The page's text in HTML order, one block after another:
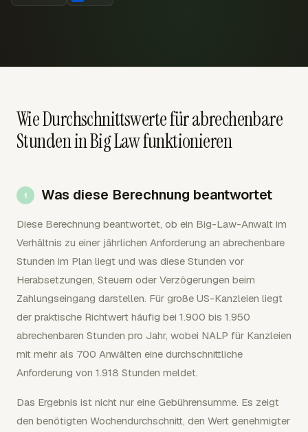
Wie Durchschnittswerte für abrechenbare
Stunden in Big Law funktionieren
Was diese Berechnung beantwortet
Diese Berechnung beantwortet, ob ein Big-Law-Anwalt im
Verhältnis zu einer jährlichen Anforderung an abrechenbare
Stunden im Plan liegt und was diese Stunden vor
Herabsetzungen, Steuern oder Verzögerungen beim
Zahlungseingang darstellen. Für große US-Kanzleien liegt
der praktische Richtwert häufig bei 1.900 bis 1.950
abrechenbaren Stunden pro Jahr, wobei NALP für Kanzleien
mit mehr als 700 Anwälten eine durchschnittliche
Anforderung von 1.918 Stunden meldet.
Das Ergebnis ist nicht nur eine Gebührensumme. Es zeigt
den benötigten Wochendurchschnitt, den Wert genehmigter